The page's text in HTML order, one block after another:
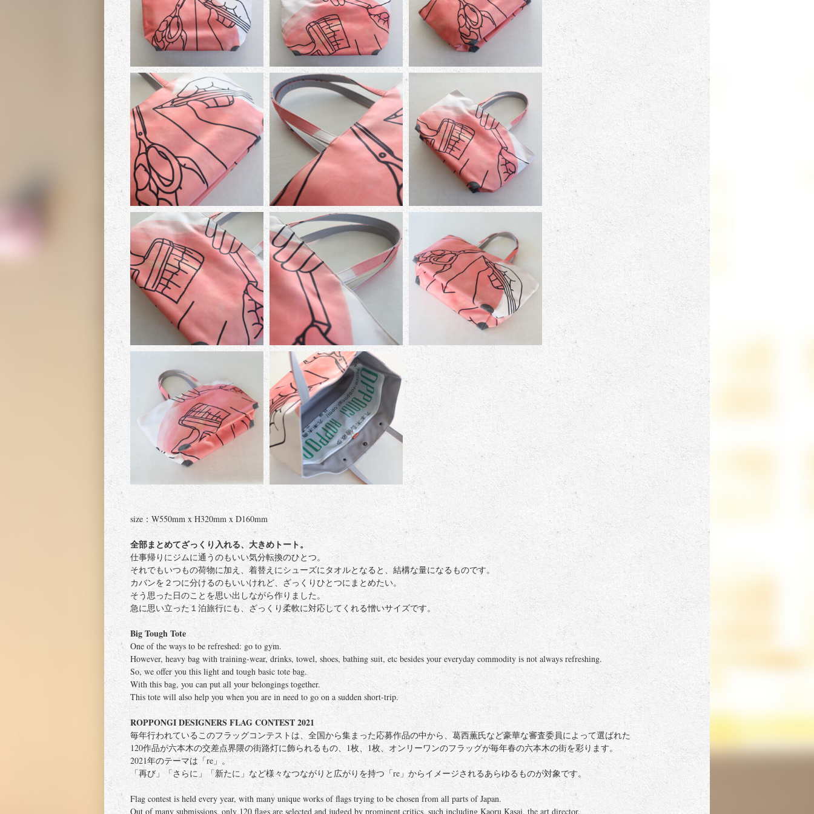
size：W550mm x H320mm x D160mm
全部まとめてざっくり入れる、大きめトート。
仕事帰りにジムに通うのもいい気分転換のひとつ。
それでもいつもの荷物に加え、着替えにシューズにタオルとなると、結構な量になるものです。
カバンを２つに分けるのもいいけれど、ざっくりひとつにまとめたい。
そう思った日のことを思い出しながら作りました。
急に思い立った１泊旅行にも、ざっくり柔軟に対応してくれる憎いサイズです。
Big Tough Tote
One of the ways to be refreshed: go to gym.
However, heavy bag with training-wear, drinks, towel, shoes, bathing suit, etc besides your everyday commodity is not always refreshing.
So, we offer you this light and tough basic tote bag.
With this bag, you can put all your belongings together.
This tote will also help you when you are in need to go on a sudden short-trip.
ROPPONGI DESIGNERS FLAG CONTEST 2021
毎年行われているこのフラッグコンテストは、全国から集まった応募作品の中から、葛西薫氏など豪華な審査委員によって選ばれた
120作品が六本木の交差点界隈の街路灯に飾られるもの、1枚、1枚、オンリーワンのフラッグが毎年春の六本木の街を彩ります。
2021年のテーマは「re」。
「再び」「さらに」「新たに」など様々なつながりと広がりを持つ「re」からイメージされるあらゆるものが対象です。
Flag contest is held every year, with many unique works of flags trying to be chosen from all parts of Japan.
Out of many submissions, only 120 flags are selected and judged by prominent critics, such including Kaoru Kasai, the art director.